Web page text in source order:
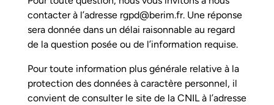
contacter à l’adresse rgpd@berim.fr. Une réponse
sera donnée dans un délai raisonnable au regard
de la question posée ou de l’information requise.
Pour toute information plus générale relative à la
protection des données à caractère personnel, il
convient de consulter le site de la CNIL à l’adresse